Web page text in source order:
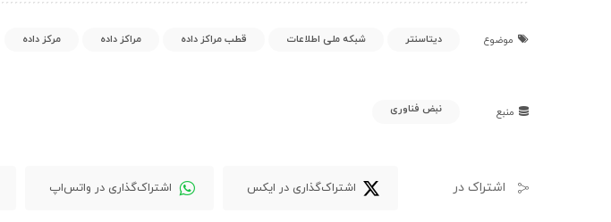
موضوع دیتاسنتر شبکه ملی اطلاعات قطب مراکز داده مراکز داده مرکز داده
منبع نبض فناوری
اشتراک در اشتراک‌گذاری در ایکس اشتراک‌گذاری در واتس‌اپ